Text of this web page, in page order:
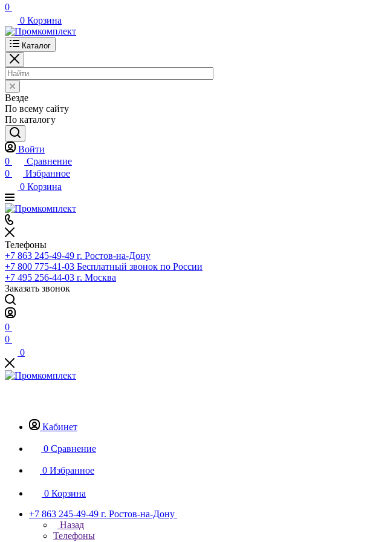
0
0 Корзина
Каталог
Везде
По всему сайту
По каталогу
Войти
0
Сравнение
0
Избранное
0 Корзина
Телефоны
+7 863 245-49-49 г. Ростов-на-Дону
+7 800 775-41-03 Бесплатный звонок по России
+7 495 256-44-03 г. Москва
Заказать звонок
0
0
0
Кабинет
0 Сравнение
0 Избранное
0 Корзина
+7 863 245-49-49 г. Ростов-на-Дону
Назад
Телефоны